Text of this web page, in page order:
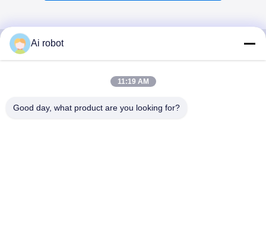
LABORATORY
Ai robot
11:19 AM
Good day, what product are you looking for?